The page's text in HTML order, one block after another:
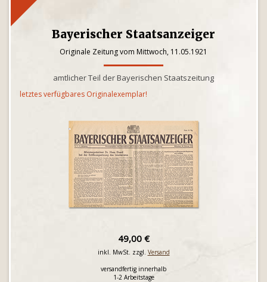
Bayerischer Staatsanzeiger
Originale Zeitung vom Mittwoch, 11.05.1921
amtlicher Teil der Bayerischen Staatszeitung
letztes verfügbares Originalexemplar!
49,00 €
inkl. MwSt. zzgl. Versand
versandfertig innerhalb
1-2 Arbeitstage